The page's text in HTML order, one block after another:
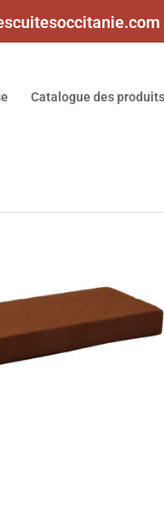
Catalogue des produits
ROUGE TERRE